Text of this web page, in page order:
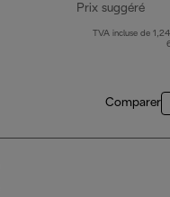
Prix suggéré
prix
TVA incluse de
Comparer